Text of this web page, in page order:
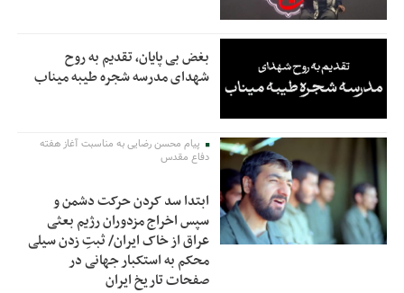
بغض بی پایان، تقدیم به روح
شهدای مدرسه شجره طیبه میناب
پیام محسن رضایی به مناسبت آغاز هفته
دفاع مقدس
ابتدا سد کردن حرکت دشمن و
سپس اخراج مزدوران رژیم بعثی
عراق از خاک ایران/ ثبتِ زدن سیلی
محکم به استکبار جهانی در
صفحات تاریخ ایران